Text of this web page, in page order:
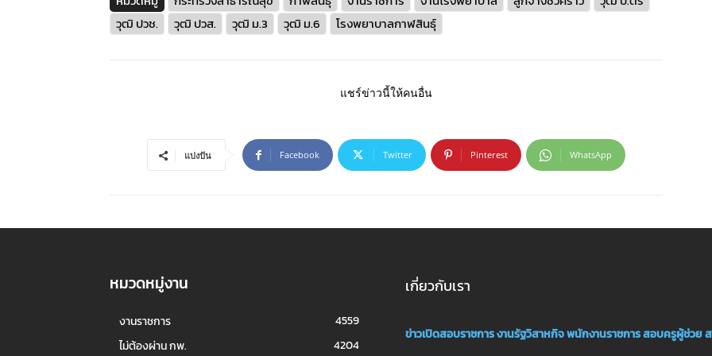
วุฒิ ปวช.
วุฒิ ปวส. วุฒิ ม.3 วุฒิ ม.6 โรงพยาบาลกาฬสินธุ์
แชร์ข่าวนี้ให้คนอื่น
แบ่งปัน Facebook Twitter Pinterest WhatsApp
หมวดหมู่งาน
งานราชการ
4559
ไม่ต้องผ่าน กพ.
4204
เกี่ยวกับเรา
ข่าวเปิดสอบราชการงานรัฐวิสาหกิจพนักงานราชการสอบครูผู้ช่วย